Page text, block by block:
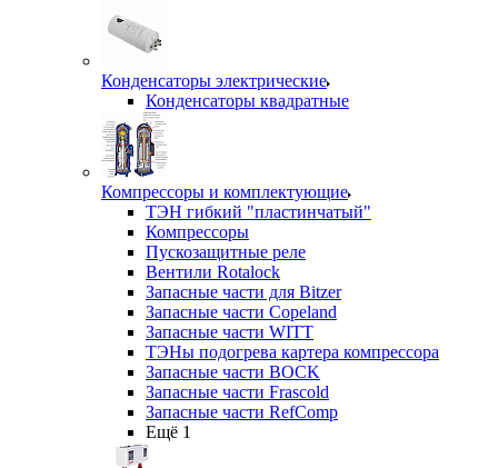
Конденсаторы электрические
Конденсаторы квадратные
Компрессоры и комплектующие
ТЭН гибкий "пластинчатый"
Компрессоры
Пускозащитные реле
Вентили Rotalock
Запасные части для Bitzer
Запасные части Copeland
Запасные части WITT
ТЭНы подогрева картера компрессора
Запасные части BOCK
Запасные части Frascold
Запасные части RefComp
Ещё 1